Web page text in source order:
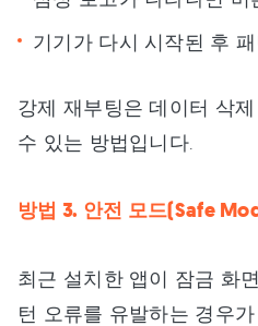
기기가 다시 시작된 후
강제 재부팅은 데이터 삭
수 있는 방법입니다.
방법 3. 안전 모드(Safe
최근 설치한 앱이 잠금 화
턴 오류를 유발하는 경우가